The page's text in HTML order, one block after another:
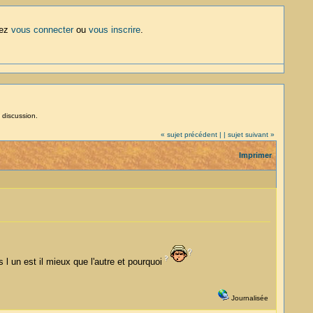
vous connecterou vous inscrire.
« sujet précédent | | sujet suivant »
Imprimer
l un est il mieux que l'autre et pourquoi
Journalisée